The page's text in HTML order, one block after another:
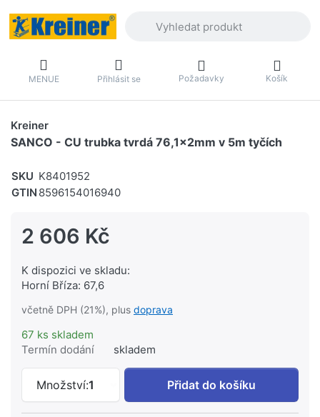
MENUE Přihlásit se Požadavky Košík
Kreiner
SANCO - CU trubka tvrdá 76,1x2mm v 5m tyčích
SKU K8401952
GTIN 8596154016940
2 606 Kč
K dispozici ve skladu:
Horní Bříza: 67,6
včetně DPH (21%), plus doprava
67 ks skladem
Termín dodání
skladem
Množství:1
SANCO - CU trubka tvrdá 76,1x2mm
Přidat do košíku